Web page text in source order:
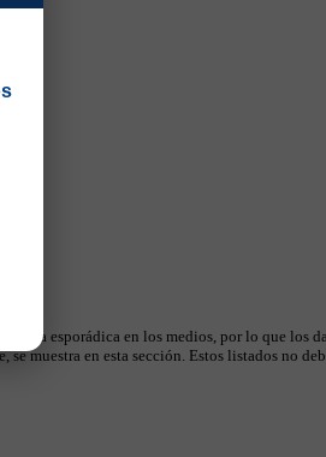
esporádica en los medios, por lo que los
muestra en esta sección. Estos listados no